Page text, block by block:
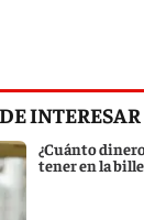
INTERESAR
¿Cuánto
tener en la